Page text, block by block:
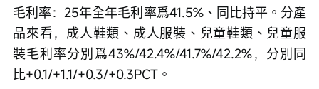
毛利率：25年全年毛利率爲41.5%、同比持平。分產
品來看，成人鞋類、成人服裝、兒童鞋類、兒童服
裝毛利率分別爲43%/42.4%/41.7%/42.2%，分別同
比+0.1/+1.1/+0.3/+0.3PCT。